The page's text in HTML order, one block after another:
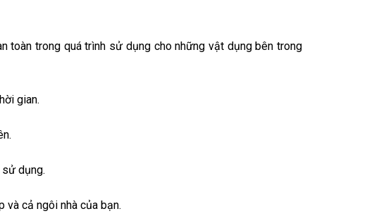
toàn trong quá trình sử dụng cho những vật dụng bên trong
gian.
dụng.
và cả ngôi nhà của bạn.